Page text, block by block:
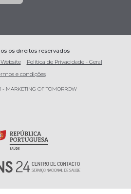
os direitos reservados
Política de Privacidade - Geral
e condições
- MARKETING OF TOMORROW